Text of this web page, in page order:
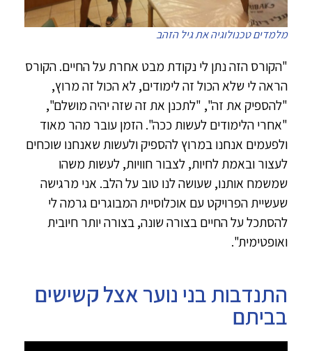
מלמדים טכנולוגיה את גיל הזהב
"הקורס הזה נתן לי נקודת מבט אחרת על החיים. הקורס
הראה לי שלא הכול זה לימודים, לא הכול זה מרוץ,
"להספיק את זה", "לתכנן את זה שזה יהיה מושלם",
"אחרי הלימודים לעשות ככה". הזמן עובר מהר מאוד
ולפעמים אנחנו במרוץ להספיק ולעשות שאנחנו שוכחים
לעצור ובאמת לחיות, לצבור חוויות, לעשות משהו
שמשמח אותנו, שעושה לנו טוב על הלב. אני מרגישה
שעשיית הפרויקט עם אוכלוסיית המבוגרים גרמה לי
להסתכל על החיים בצורה שונה, בצורה יותר חיובית
ואופטימית".
התנדבות בני נוער אצל קשישים
בביתם